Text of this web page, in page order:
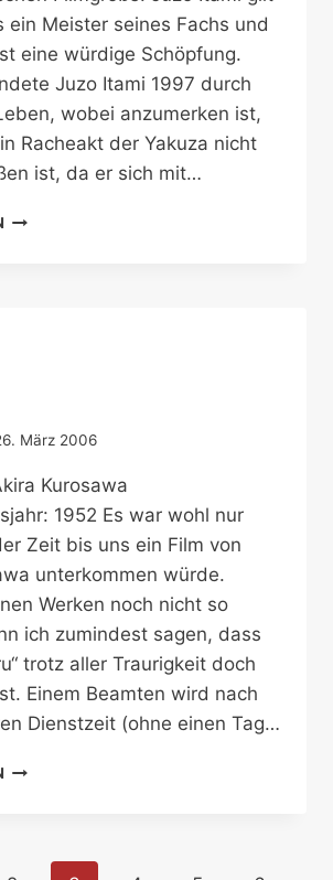
ein Meister seines Fachs und
eine würdige Schöpfung.
Juzo Itami 1997 durch
wobei anzumerken ist,
Racheakt der Yakuza nicht
ist, da er sich mit…
TAMPOPO
März 2006
Kurosawa
1952 Es war wohl nur
Zeit bis uns ein Film von
unterkommen würde.
Werken noch nicht so
ich zumindest sagen, dass
trotz aller Traurigkeit doch
Einem Beamten wird nach
Dienstzeit (ohne einen Tag…
IKIRU